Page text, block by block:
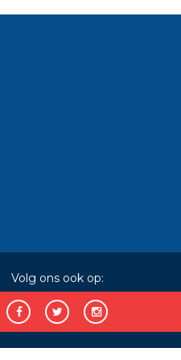
Volg ons ook op: